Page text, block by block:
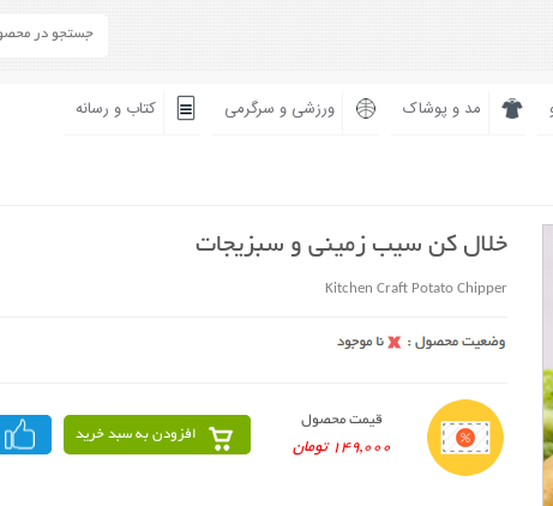
مد و پوشاک ورزشی و سرگرمی کتاب و رسانه
خلال کن سیب زمینی و سبزیجات
Kitchen Craft Potato Chipper
قیمت محصول
149,000 تومان
افزودن به سبد خرید